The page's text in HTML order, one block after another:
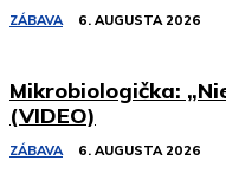
ZÁBAVA 6. AUGUSTA 2026
Mikrobiologička:
(VIDEO)
ZÁBAVA 6. AUGUSTA 2026